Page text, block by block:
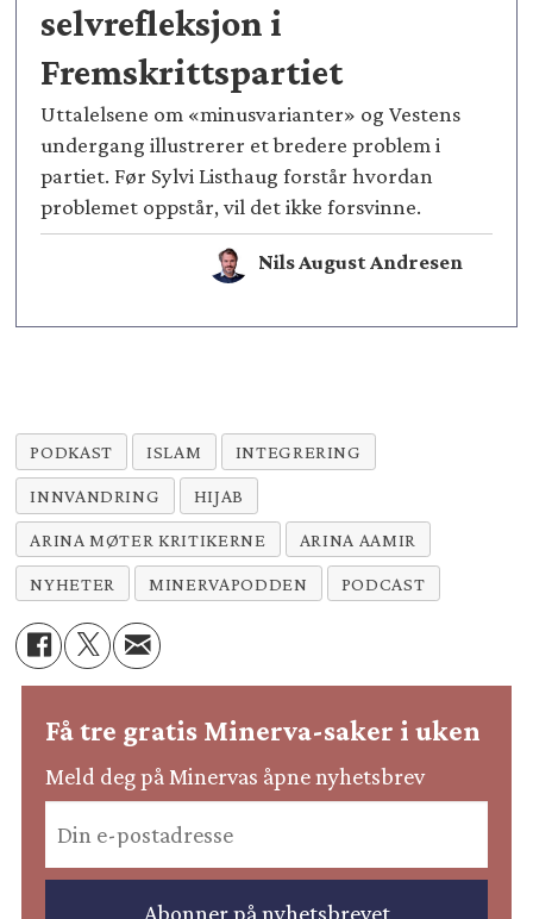
selvrefleksjon i
Fremskrittspartiet
Uttalelsene om «minusvarianter» og Vestens
undergang illustrerer et bredere problem i
partiet. Før Sylvi Listhaug forstår hvordan
problemet oppstår, vil det ikke forsvinne.
Nils August Andresen
PODKAST ISLAM INTEGRERING
INNVANDRING HIJAB
ARINA MØTER KRITIKERNE ARINA AAMIR
NYHETER MINERVAPODDEN PODCAST
Få tre gratis Minerva-saker i uken
Meld deg på Minervas åpne nyhetsbrev